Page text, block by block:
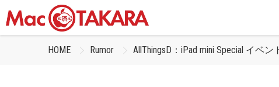
HOME Rumor AllThingsD：iPad mini Special イベ